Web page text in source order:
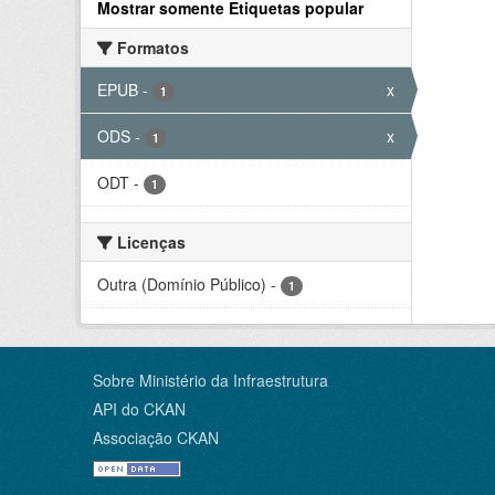
Mostrar somente Etiquetas popular
Formatos
EPUB - 1 x
ODS - 1 x
ODT - 1
Licenças
Outra (Domínio Público) - 1
Sobre Ministério da Infraestrutura
API do CKAN
Associação CKAN